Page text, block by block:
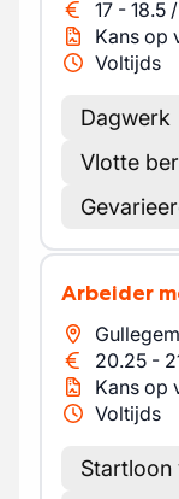
17 - 18.5 /
Kans op
Voltijds
Dagwerk
Vlotte
Arbeider
Gullegem
20.25 -
Kans op
Voltijds
Startloon